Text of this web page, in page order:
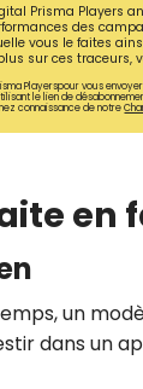
Prisma Players
des
vous le faites
sur ces traceurs,
Playerspour vous
le lien de
connaissance de notre
en
un
dans un
!